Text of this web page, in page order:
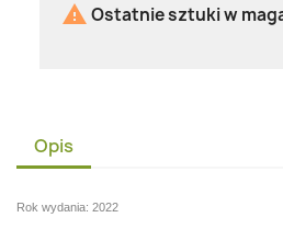
 Ostatnie sztuki w
Opis
Rok wydania: 2022